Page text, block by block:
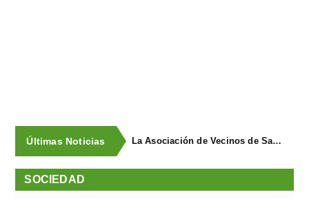
Últimas Noticias La Asociación de Vecinos de Santa Cruz descubrió los Covarones
SOCIEDAD